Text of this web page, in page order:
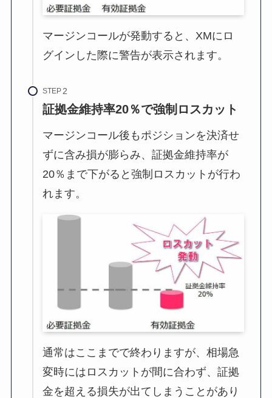
マージンコールが発動すると、XMにロ
グインした際に警告が表示されます。
STEP
証拠金維持率20％で強制ロスカット
マージンコール後もポジションを決済せ
ずに含み損が膨らみ、証拠金維持率が
20％まで下がると強制ロスカットが行わ
れます。
通常はここまでで終わりますが、相場急
変時にはロスカットが間に合わず、証拠
金を超える損失が出てしまうことがあり